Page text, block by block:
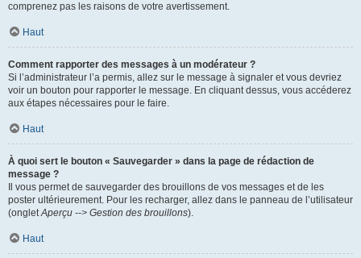
comprenez pas les raisons de votre avertissement.
Haut
Comment rapporter des messages à un modérateur ?
Si l’administrateur l’a permis, allez sur le message à signaler et vous devriez
voir un bouton pour rapporter le message. En cliquant dessus, vous accéderez
aux étapes nécessaires pour le faire.
Haut
À quoi sert le bouton « Sauvegarder » dans la page de rédaction de
message ?
Il vous permet de sauvegarder des brouillons de vos messages et de les
poster ultérieurement. Pour les recharger, allez dans le panneau de l’utilisateur
(ongletAperçu --> Gestion des brouillons).
Haut